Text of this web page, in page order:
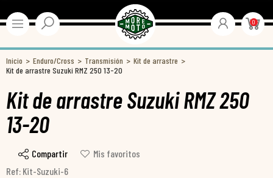
0
Inicio Enduro/Cross Transmisión
Kit de arrastre
Kit de arrastre Suzuki RMZ 250 13-20
Kit de arrastre Suzuki RMZ 250
13-20
Compartir
Mis favoritos
Ref: Kit-Suzuki-6